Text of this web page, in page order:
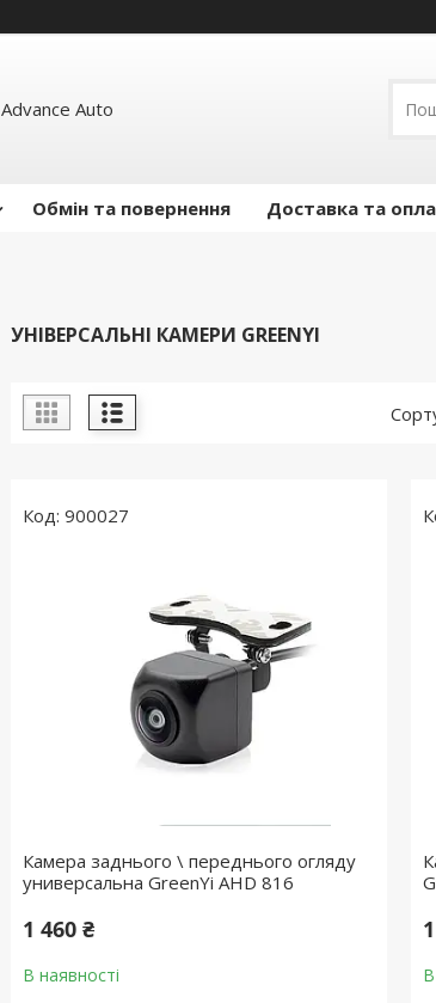
Advance Auto
Обмін та повернення Доставка та
УНІВЕРСАЛЬНІ КАМЕРИ GREENYI
900027
Камера заднього \ переднього огляду
универсальна GreenYi AHD 816
1 460 ₴
В наявності